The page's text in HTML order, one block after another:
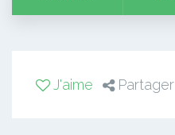
J'aime Partager